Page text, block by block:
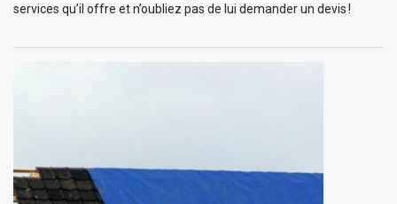
services qu’il offre et n’oubliez pas de lui demander un devis !